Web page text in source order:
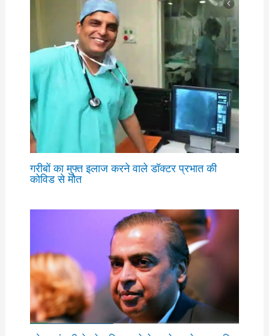
गरीबों का मुफ्त इलाज करने वाले डॉक्टर प्रभात की
कोविड से मौत